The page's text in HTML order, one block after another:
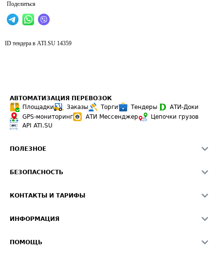
Поделиться
ID тендера в ATI.SU 14359
АВТОМАТИЗАЦИЯ ПЕРЕВОЗОК
Площадки
Заказы Торги Тендеры
АТИ-Доки
GPS-мониторинг
АТИ Мессенджер
Цепочки грузов
API ATI.SU
ПОЛЕЗНОЕ
Звезды ATI.SU на вашем сайте
Средние ставки
БЕЗОПАСНОСТЬ
Светофор+
О формировании Паспорта
КОНТАКТЫ И ТАРИФЫ
Реклама на сайте
ИНФОРМАЦИЯ
ПОМОЩЬ